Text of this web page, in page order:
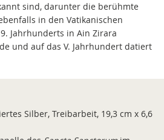
sind, darunter die berühmte
in den Vatikanischen
Jahrhunderts in Ain Zirara
und auf das V. Jahrhundert datiert
Silber, Treibarbeit, 19,3 cm x 6,6